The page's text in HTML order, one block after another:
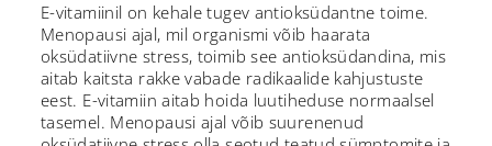
E-vitamiinil on kehale tugev antioksüdantne toime.
Menopausi ajal, mil organismi võib haarata
oksüdatiivne stress, toimib see antioksüdandina, mis
aitab kaitsta rakke vabade radikaalide kahjustuste
eest. E-vitamiin aitab hoida luutiheduse normaalsel
tasemel. Menopausi ajal võib suurenenud